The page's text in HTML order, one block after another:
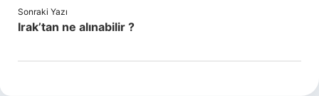
Sonraki Yazı
Irak’tan ne alınabilir ?